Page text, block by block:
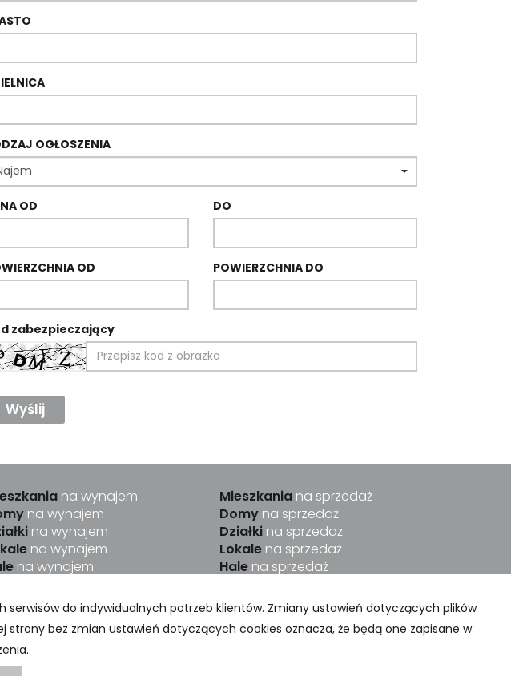
OGŁOSZENIA
OD DO
OD POWIERZCHNIA DO
zabezpieczający
na wynajem
na wynajem
na wynajem
na wynajem
na wynajem
Mieszkaniana sprzedaż
Domyna sprzedaż
Działkina sprzedaż
Lokalena sprzedaż
Halena sprzedaż
do indywidualnych potrzeb klientów. Zmiany ustawień dotyczących plików
bez zmian ustawień dotyczących cookies oznacza, że będą one zapisane w